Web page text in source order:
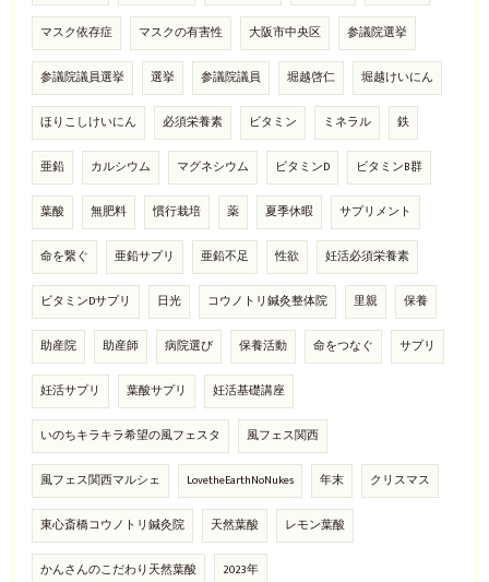
マスク依存症 マスクの有害性 大阪市中央区 参議院選挙
参議院議員選挙 選挙 参議院議員 堀越啓仁 堀越けいにん
ほりこしけいにん 必須栄養素 ビタミン ミネラル 鉄
亜鉛 カルシウム マグネシウム ビタミンD ビタミンB群
葉酸 無肥料 慣行栽培 薬 夏季休暇 サプリメント
命を繋ぐ 亜鉛サプリ 亜鉛不足 性欲 妊活必須栄養素
ビタミンDサプリ 日光 コウノトリ鍼灸整体院 里親 保養
助産院 助産師 病院選び 保養活動 命をつなぐ サプリ
妊活サプリ 葉酸サプリ 妊活基礎講座
いのちキラキラ希望の風フェスタ 風フェス関西
風フェス関西マルシェ LovetheEarthNoNukes 年末 クリスマス
東心斎橋コウノトリ鍼灸院 天然葉酸 レモン葉酸
かんさんのこだわり天然葉酸 2023年